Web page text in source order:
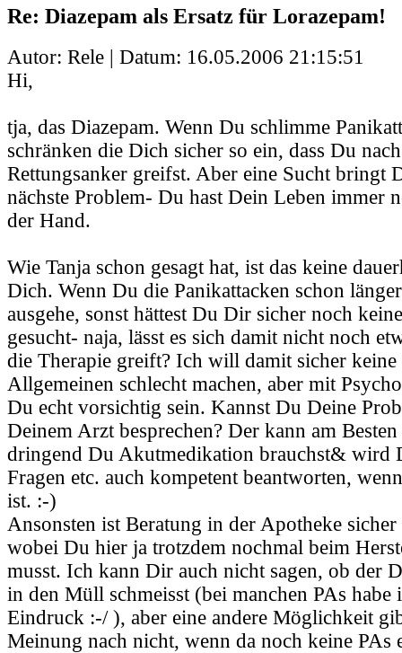
Re: Diazepam als Ersatz für Lorazepam!
Autor: Rele | Datum: 16.05.2006 21:15:51
Hi,
tja, das Diazepam. Wenn Du schlimme
schränken die Dich sicher so ein, dass Du
Rettungsanker greifst. Aber eine Sucht bringt
nächste Problem- Du hast Dein Leben immer
der Hand.
Wie Tanja schon gesagt hat, ist das keine
Dich. Wenn Du die Panikattacken schon
ausgehe, sonst hättest Du Dir sicher noch
gesucht- naja, lässt es sich damit nicht noch
die Therapie greift? Ich will damit sicher
Allgemeinen schlecht machen, aber mit
Du echt vorsichtig sein. Kannst Du Deine
Deinem Arzt besprechen? Der kann am
dringend Du Akutmedikation brauchst& wird
Fragen etc. auch kompetent beantworten,
ist. :-)
Ansonsten ist Beratung in der Apotheke
wobei Du hier ja trotzdem nochmal beim
musst. Ich kann Dir auch nicht sagen, ob der
in den Müll schmeisst (bei manchen PAs habe
Eindruck :-/ ), aber eine andere Möglichkeit
Meinung nach nicht, wenn da noch keine PAs